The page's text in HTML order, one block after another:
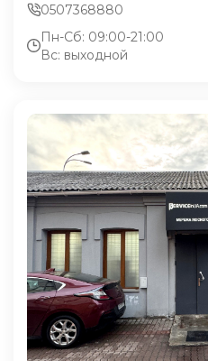
0507368880
Пн-Сб: 09:00-21:00
Вс: выходной